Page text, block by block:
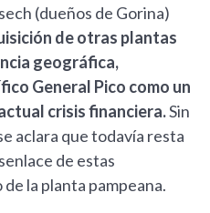
(dueños de Gorina)
de otras plantas
geográfica,
General Pico como un
crisis financiera.Sin
aclara que todavía resta
de estas
la planta pampeana.